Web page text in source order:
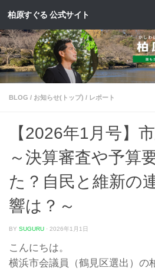
コンテンツへスキップ
柏原すぐる 公式サイト
BLOG / お知らせ(トップ) / レポート
【2026年1月号】
～決算審査や予算
た？自民と維新の
響は？～
BY SUGURU · 2026年1月1日
こんにちは。
横浜市会議員（鶴見区選出）の